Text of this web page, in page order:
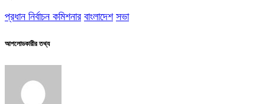
প্রধান নির্বাচন কমিশনার বাংলাদেশ সভা
আপলোডকারীর তথ্য